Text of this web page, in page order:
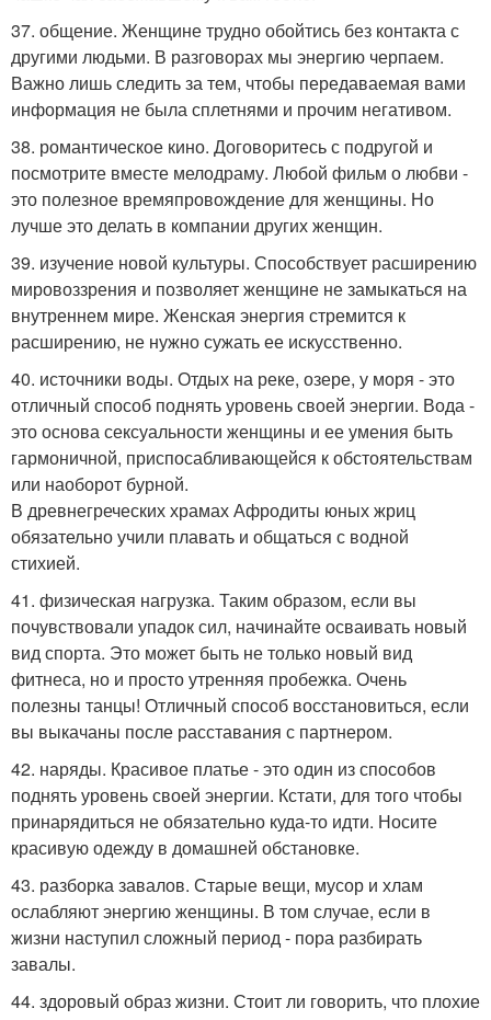
37. общение. Женщине трудно обойтись без контакта с
другими людьми. В разговорах мы энергию черпаем.
Важно лишь следить за тем, чтобы передаваемая вами
информация не была сплетнями и прочим негативом.
38. романтическое кино. Договоритесь с подругой и
посмотрите вместе мелодраму. Любой фильм о любви -
это полезное времяпровождение для женщины. Но
лучше это делать в компании других женщин.
39. изучение новой культуры. Способствует расширению
мировоззрения и позволяет женщине не замыкаться на
внутреннем мире. Женская энергия стремится к
расширению, не нужно сужать ее искусственно.
40. источники воды. Отдых на реке, озере, у моря - это
отличный способ поднять уровень своей энергии. Вода -
это основа сексуальности женщины и ее умения быть
гармоничной, приспосабливающейся к обстоятельствам
или наоборот бурной.
В древнегреческих храмах Афродиты юных жриц
обязательно учили плавать и общаться с водной
стихией.
41. физическая нагрузка. Таким образом, если вы
почувствовали упадок сил, начинайте осваивать новый
вид спорта. Это может быть не только новый вид
фитнеса, но и просто утренняя пробежка. Очень
полезны танцы! Отличный способ восстановиться, если
вы выкачаны после расставания с партнером.
42. наряды. Красивое платье - это один из способов
поднять уровень своей энергии. Кстати, для того чтобы
принарядиться не обязательно куда-то идти. Носите
красивую одежду в домашней обстановке.
43. разборка завалов. Старые вещи, мусор и хлам
ослабляют энергию женщины. В том случае, если в
жизни наступил сложный период - пора разбирать
завалы.
44. здоровый образ жизни. Стоит ли говорить, что плохие